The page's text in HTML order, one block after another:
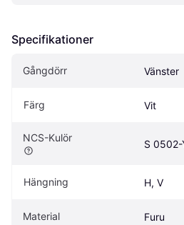
Specifikationer
Gångdörr Vänster
Färg Vit
NCS-Kulör
S 0502-
Hängning H, V
Material Furu